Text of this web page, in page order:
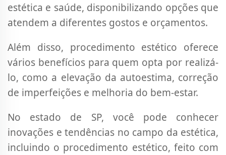
estética e saúde, disponibilizando opções que
atendem a diferentes gostos e orçamentos.
Além disso, procedimento estético oferece
vários benefícios para quem opta por realizá-
lo, como a elevação da autoestima, correção
de imperfeições e melhoria do bem-estar.
No estado de SP, você pode conhecer
inovações e tendências no campo da estética,
incluindo o procedimento estético, feito com